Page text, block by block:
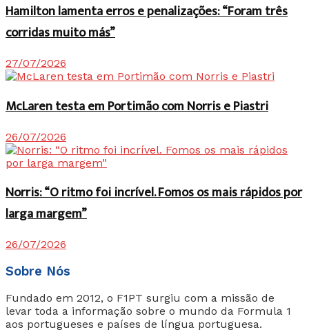
Hamilton lamenta erros e penalizações: “Foram três
corridas muito más”
27/07/2026
McLaren testa em Portimão com Norris e Piastri
26/07/2026
Norris: “O ritmo foi incrível. Fomos os mais rápidos por
larga margem”
26/07/2026
Sobre Nós
Fundado em 2012, o F1PT surgiu com a missão de
levar toda a informação sobre o mundo da Formula 1
aos portugueses e países de língua portuguesa.